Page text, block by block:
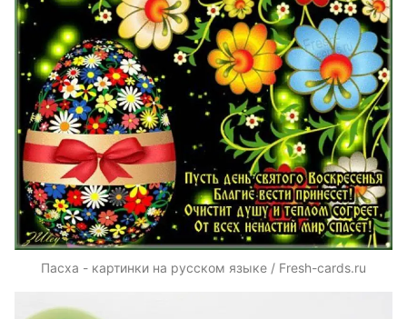
Пасха - картинки на русском языке / Fresh-cards.ru